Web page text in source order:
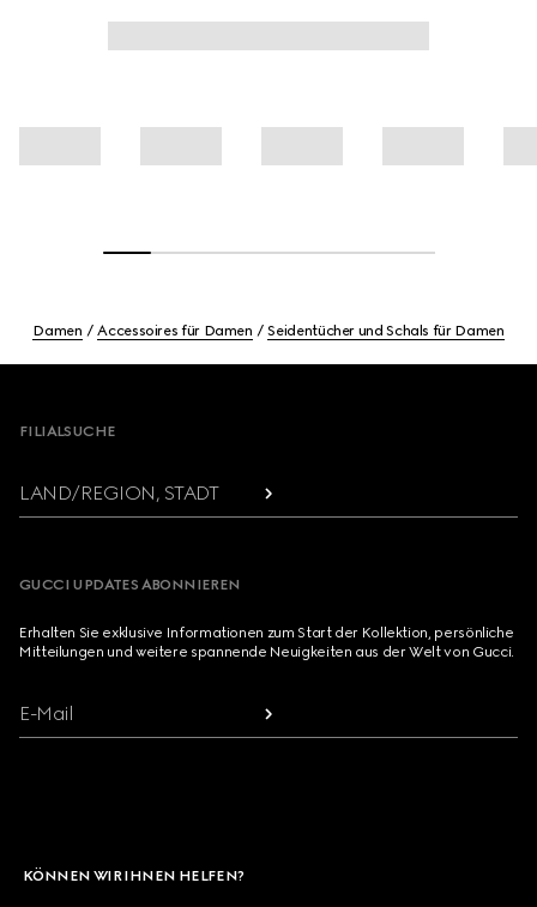
Damen Accessoires für Damen Seidentücher und Schals für Damen
FILIALSUCHE
LAND/REGION, STADT
GUCCI UPDATES ABONNIEREN
Erhalten Sie exklusive Informationen zum Start der Kollektion, persönliche
Mitteilungen und weitere spannende Neuigkeiten aus der Welt von Gucci.
E-Mail
KÖNNEN WIR IHNEN HELFEN?